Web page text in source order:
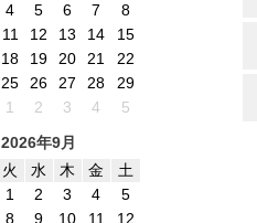
4 5 6 7
8
11 12 13 14
15
18 19 20 21
22
25 26 27 28
29
1 2 3 4
5
2026年9月
火 水 木 金
土
1 2 3 4
5
8 9 10 11
12